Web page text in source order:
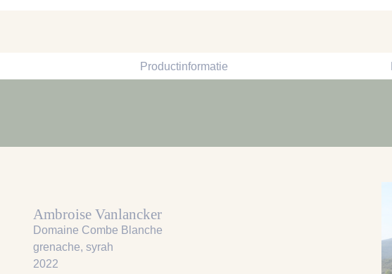
Productinformatie
Ambroise Vanlancker
Domaine Combe Blanche
grenache, syrah
2022